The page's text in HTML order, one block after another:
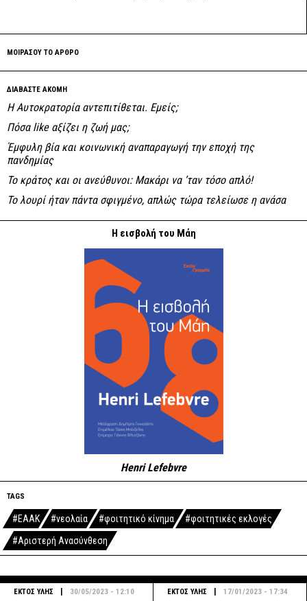
ΜΟΙΡΑΣΟΥ ΤΟ ΑΡΘΡΟ
ΔΙΑΒΑΣΤΕ ΑΚΟΜΗ
Η Αυτοκρατορία αντεπιτίθεται. Εμείς;
Πόσα like αξίζει η ζωή μας;
Έμφυλη βία και κοινωνική αναπαραγωγή την εποχή της
πανδημίας
Το κράτος και οι ανεύθυνοι: Mακάρι να ’ταν τόσο απλό!
Το λουρί ήταν πάντα σφιγμένο, απλώς τώρα τελείωσε η ανάσα
Η εισβολή του Μάη
Henri Lefebvre
TAGS
#ΕΑΑΚ #νεολαία #φοιτητικό κίνημα
#φοιτητικές εκλογές
#Αριστερή Ανασύνθεση
ΕΚΤΟΣ ΥΛΗΣ 30/05/2023 - 12:10 ΕΚΤΟΣ ΥΛΗΣ 17/01/2023 - 17:34